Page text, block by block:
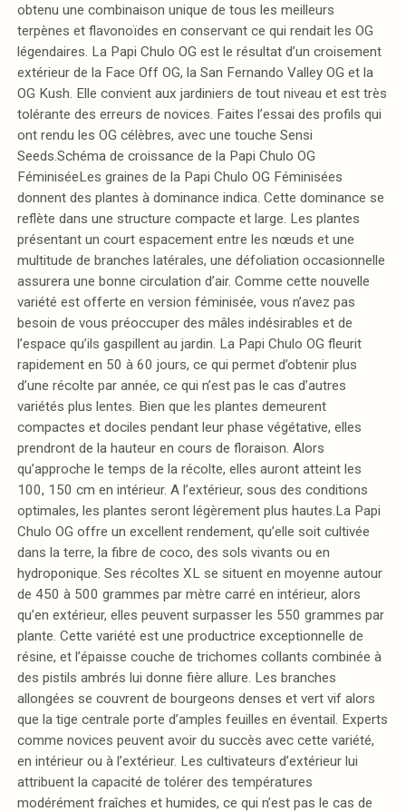
obtenu une combinaison unique de tous les meilleurs
terpènes et flavonoïdes en conservant ce qui rendait les OG
légendaires. La Papi Chulo OG est le résultat d’un croisement
extérieur de la Face Off OG, la San Fernando Valley OG et la
OG Kush. Elle convient aux jardiniers de tout niveau et est très
tolérante des erreurs de novices. Faites l’essai des profils qui
ont rendu les OG célèbres, avec une touche Sensi
Seeds.Schéma de croissance de la Papi Chulo OG
FéminiséeLes graines de la Papi Chulo OG Féminisées
donnent des plantes à dominance indica. Cette dominance se
reflète dans une structure compacte et large. Les plantes
présentant un court espacement entre les nœuds et une
multitude de branches latérales, une défoliation occasionnelle
assurera une bonne circulation d’air. Comme cette nouvelle
variété est offerte en version féminisée, vous n’avez pas
besoin de vous préoccuper des mâles indésirables et de
l’espace qu’ils gaspillent au jardin. La Papi Chulo OG fleurit
rapidement en 50 à 60 jours, ce qui permet d’obtenir plus
d’une récolte par année, ce qui n’est pas le cas d’autres
variétés plus lentes. Bien que les plantes demeurent
compactes et dociles pendant leur phase végétative, elles
prendront de la hauteur en cours de floraison. Alors
qu’approche le temps de la récolte, elles auront atteint les
100, 150 cm en intérieur. A l’extérieur, sous des conditions
optimales, les plantes seront légèrement plus hautes.La Papi
Chulo OG offre un excellent rendement, qu’elle soit cultivée
dans la terre, la fibre de coco, des sols vivants ou en
hydroponique. Ses récoltes XL se situent en moyenne autour
de 450 à 500 grammes par mètre carré en intérieur, alors
qu’en extérieur, elles peuvent surpasser les 550 grammes par
plante. Cette variété est une productrice exceptionnelle de
résine, et l’épaisse couche de trichomes collants combinée à
des pistils ambrés lui donne fière allure. Les branches
allongées se couvrent de bourgeons denses et vert vif alors
que la tige centrale porte d’amples feuilles en éventail. Experts
comme novices peuvent avoir du succès avec cette variété,
en intérieur ou à l’extérieur. Les cultivateurs d’extérieur lui
attribuent la capacité de tolérer des températures
modérément fraîches et humides, ce qui n’est pas le cas de